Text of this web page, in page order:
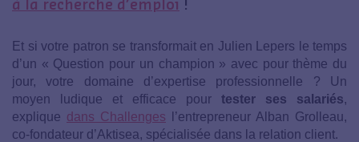
à la recherche d’emploi !
Et si votre patron se transformait en Julien Lepers le temps
d’un « Question pour un champion » avec pour thème du
jour, votre domaine d’expertise professionnelle ? Un
moyen ludique et efficace pour tester ses salariés,
explique dans Challenges l’entrepreneur Alban Grolleau,
co-fondateur d’Aktisea, spécialisée dans la relation client.